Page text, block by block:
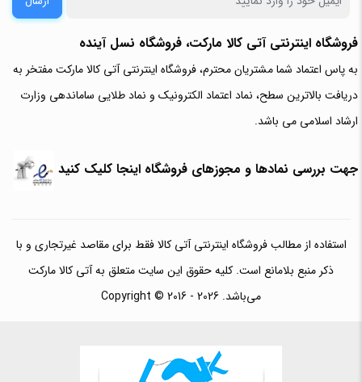
فروشگاه اینترنتی آتی‌ کالا مارکت، فروشگاه نسل آینده
به پاس اعتماد شما مشتریان محترم، فروشگاه اینترنتی آتی کالا مارکت مفتخر به
دریافت بالاترین سطح، نماد اعتماد الکترونیک و نماد طلایی ساماندهی وزارت
ارشاد اسلامی می باشد.
جهت بررسی نمادها و مجوزهای فروشگاه اینجا کلیک کنید
استفاده از مطالب فروشگاه اینترنتی آتی کالا فقط برای مقاصد غیرتجاری و با
ذکر منبع بلامانع است. کلیه حقوق این سایت متعلق به آتی کالا مارکت
می‌باشد. Copyright © 2016 - 2026